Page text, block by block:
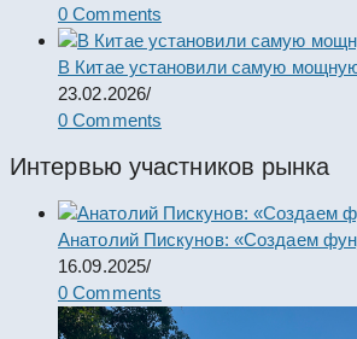
0 Comments
В Китае установили самую
23.02.2026/
0 Comments
Интервью участников рынка
Анатолий Пискунов: «Создаем
16.09.2025/
0 Comments